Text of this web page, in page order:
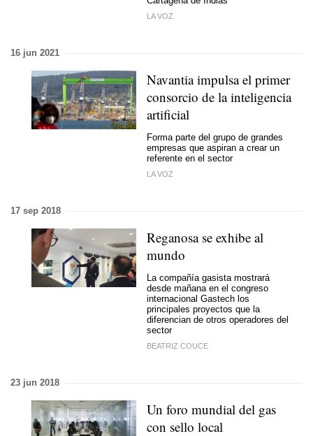
LA VOZ
16 jun 2021
Navantia impulsa el primer
consorcio de la inteligencia
artificial
Forma parte del grupo de grandes
empresas que aspiran a crear un
referente en el sector
LA VOZ
17 sep 2018
Reganosa se exhibe al
mundo
La compañía gasista mostrará
desde mañana en el congreso
internacional Gastech los
principales proyectos que la
diferencian de otros operadores del
sector
BEATRIZ COUCE
23 jun 2018
Un foro mundial del gas
con sello local